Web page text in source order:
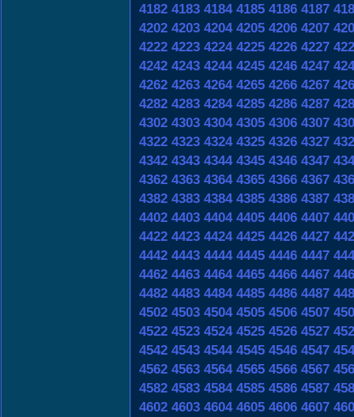
4182 4183 4184 4185 4186 4187
4202 4203 4204 4205 4206 4207
4222 4223 4224 4225 4226 4227
4242 4243 4244 4245 4246 4247
4262 4263 4264 4265 4266 4267
4282 4283 4284 4285 4286 4287
4302 4303 4304 4305 4306 4307
4322 4323 4324 4325 4326 4327
4342 4343 4344 4345 4346 4347
4362 4363 4364 4365 4366 4367
4382 4383 4384 4385 4386 4387
4402 4403 4404 4405 4406 4407
4422 4423 4424 4425 4426 4427
4442 4443 4444 4445 4446 4447
4462 4463 4464 4465 4466 4467
4482 4483 4484 4485 4486 4487
4502 4503 4504 4505 4506 4507
4522 4523 4524 4525 4526 4527
4542 4543 4544 4545 4546 4547
4562 4563 4564 4565 4566 4567
4582 4583 4584 4585 4586 4587
4602 4603 4604 4605 4606 4607